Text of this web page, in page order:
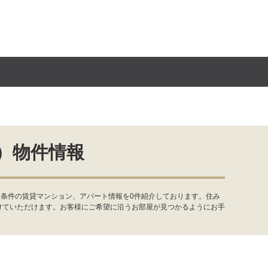
物件情報
件の賃貸マンション、アパート情報を0件紹介しております。住み
いただけます。お客様にご希望に沿うお部屋が見つかるようにお手